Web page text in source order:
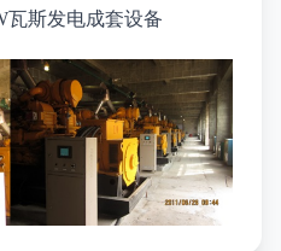
瓦斯发电成套设备